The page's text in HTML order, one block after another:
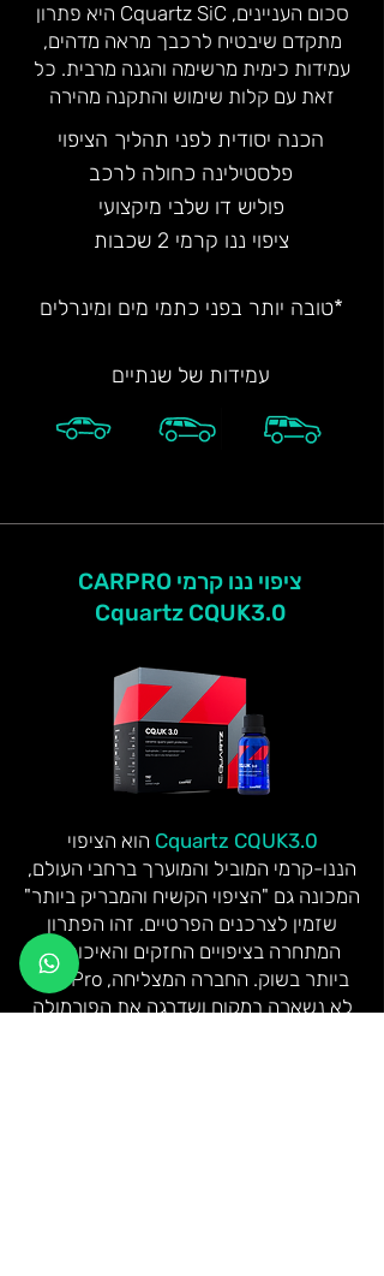
סכום העניינים, Cquartz SiC היא פתרון
מתקדם שיבטיח לרכבך מראה מדהים,
עמידות כימית מרשימה והגנה מרבית. כל
זאת עם קלות שימוש והתקנה מהירה
הכנה יסודית לפני תהליך הציפוי
פלסטילינה כחולה לרכב
פוליש דו שלבי מיקצועי
ציפוי ננו קרמי 2 שכבות
*טובה יותר בפני כתמי מים ומינרלים
עמידות של שנתיים
ציפוי ננו קרמי CARPRO
Cquartz CQUK3.0
Cquartz CQUK3.0 הוא הציפוי
הננו-קרמי המוביל והמוערך ברחבי העולם,
המכונה גם "הציפוי הקשיח והמבריק ביותר"
שזמין לצרכנים הפרטיים. זהו הפתרון
המתחרה בציפויים החזקים והאיכותיים
ביותר בשוק. החברה המצליחה, CarPro,
לא נשארה במקום ושדרגה את הפורמולה